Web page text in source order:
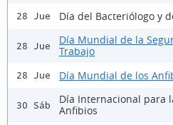
28 Jue Día del Bacteriólogo y
28 Jue
Día Mundial de la
Trabajo
28 Jue Día Mundial de los
30 Sáb
Día Internacional para
Anfibios